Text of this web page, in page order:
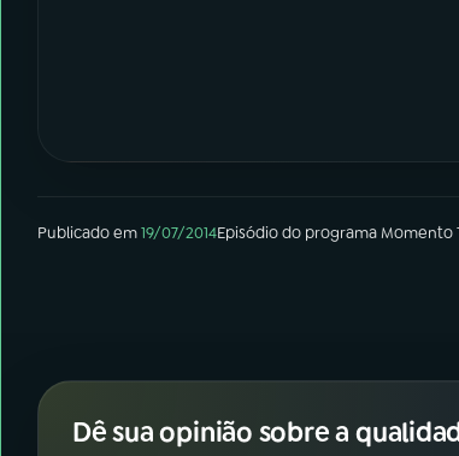
Publicado em19/07/2014Episódiodo programa Momento
Dê sua opinião sobre a